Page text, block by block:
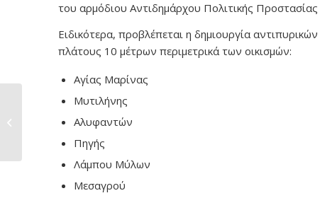
του αρμόδιου Αντιδημάρχου Πολιτικής
Ειδικότερα, προβλέπεται η δημιουργία
πλάτους 10 μέτρων περιμετρικά των οικισμών:
Αγίας Μαρίνας
Μυτιλήνης
Αλυφαντών
Πηγής
Λάμπου Μύλων
Μεσαγρού
Σύσκεψη για τη
δασοτεχνική μελέτη